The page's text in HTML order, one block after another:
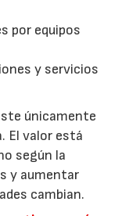
por equipos
y servicios
únicamente
El valor está
según la
y aumentar
cambian.